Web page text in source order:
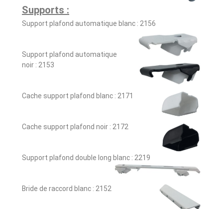
Supports :
Support plafond automatique blanc : 2156
Support plafond automatique
noir : 2153
Cache support plafond blanc : 2171
Cache support plafond noir : 2172
Support plafond double long blanc : 2219
Bride de raccord blanc : 2152